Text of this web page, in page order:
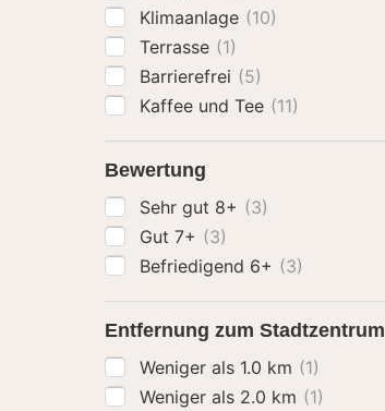
Klimaanlage (10)
Terrasse (1)
Barrierefrei (5)
Kaffee und Tee (11)
Bewertung
Sehr gut 8+ (3)
Gut 7+ (3)
Befriedigend 6+ (3)
Entfernung zum Stadtzentrum
Weniger als 1.0 km (1)
Weniger als 2.0 km (1)